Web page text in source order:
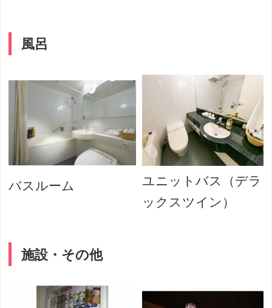
風呂
バスルーム
ユニットバス（デラ
ックスツイン）
施設・その他